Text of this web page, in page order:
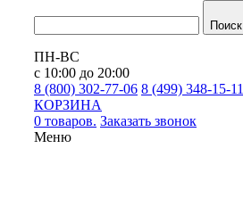
Поиск
ПН-ВС
с 10:00 до 20:00
8 (800) 302-77-06 8 (499) 348-15-11
КОРЗИНА
0 товаров. Заказать звонок
Меню